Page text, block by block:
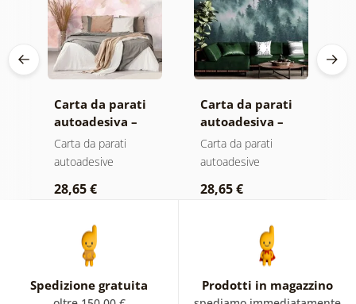
Carta da parati
autoadesiva –
Foglie con
sfumatura
Carta da parati
autoadesive
28,65 €
Carta da parati
autoadesiva –
Foresta nella
nebbia
Carta da parati
autoadesive
28,65 €
Spedizione gratuita Prodotti in magazzino